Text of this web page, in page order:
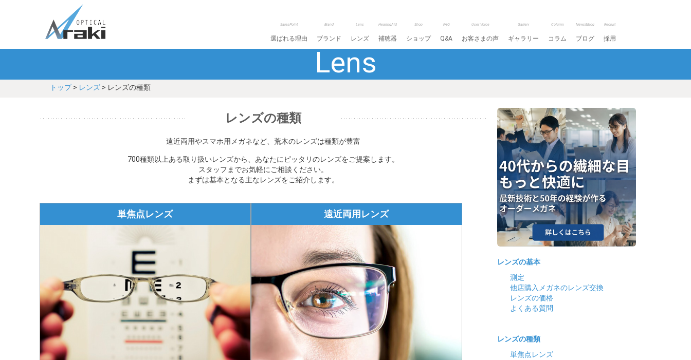
SalesPoint
選ばれる理由
Brand
ブランド
Lens
レンズ
HearingAid
補聴器
Shop
ショップ
FAQ
Q&A
User Voice
お客さまの声
Gallery
ギャラリー
Column
コラム
News&Blog
ブログ
Recruit
採用
Lens
トップ> レンズ > レンズの種類
レンズの種類
遠近両用やスマホ用メガネなど、荒木のレンズは種類が豊富
700種類以上ある取り扱いレンズから、あなたにピッタリのレンズをご提案します。
スタッフまでお気軽にご相談ください。
まずは基本となる主なレンズをご紹介します。
単焦点レンズ 遠近両用レンズ
レンズの基本
測定
他店購入メガネのレンズ交換
レンズの価格
よくある質問
レンズの種類
単焦点レンズ